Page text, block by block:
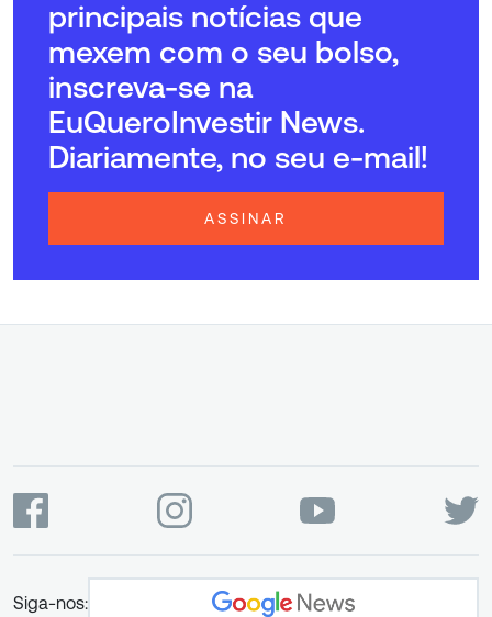
principais notícias que
mexem com o seu bolso,
inscreva-se na
EuQueroInvestir News.
Diariamente, no seu e-mail!
ASSINAR
Siga-nos: